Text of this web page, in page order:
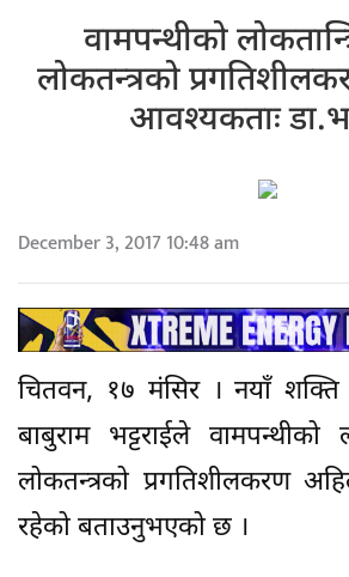
वामपन्थीको
लोकतन्त्रको
आवश्यकताः
December 3, 2017 10:48 am
चितवन, १७ मंसिर । नयाँ शक्ति
बाबुराम भट्टराईले वामपन्थीको
लोकतन्त्रको प्रगतिशीलकरण
रहेको बताउनुभएको छ ।